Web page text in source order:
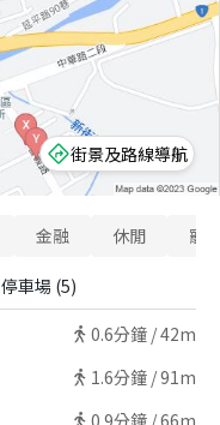
街景及路線導航
金融 休閒 寵
停車場 (5)
0.6分鐘 /42m
1.6分鐘 /91m
0.9分鐘 /66m